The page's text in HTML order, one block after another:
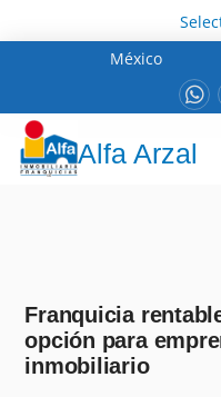
México
Alfa Arzal
Franquicia
opción para
inmobiliario